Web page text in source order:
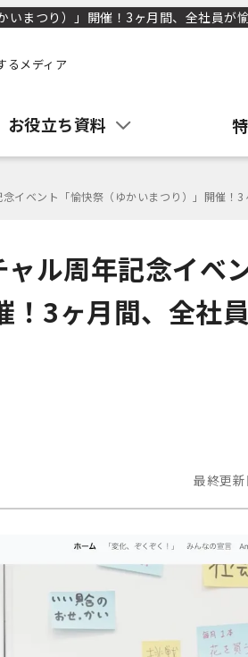
まつり）」開催！3ヶ月間、全社員が
るメディア
お役立ち資料
イベント「愉快祭（ゆかいまつり）」開催！3
ル周年記念イベ
！3ヶ月間、全社
最終更新